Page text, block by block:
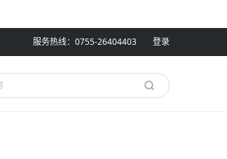
服务热线：0755-26404403 登录